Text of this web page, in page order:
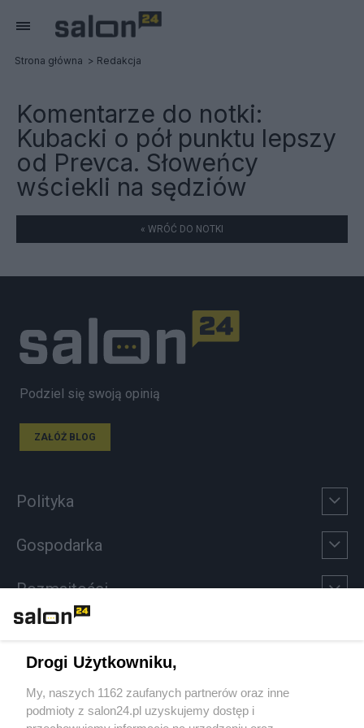
Strona główna Redakcja
Komentarze do notki:
Kubacki o pół punktu lepszy
od Prevca. Słoweńcy
wściekli na sędziów
« WRÓĆ DO NOTKI
Podziel się swoją opinią
ZAŁÓŻ BLOG
Polityka
Gospodarka
Rozmaitości
Sport
Społeczeństwo
Drogi Użytkowniku,
My, naszych 1162 zaufanych partnerów oraz inne
podmioty z salon24.pl uzyskujemy dostęp i